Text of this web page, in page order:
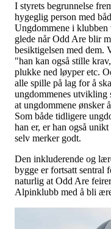
I styrets begrunnelse
hygeglig person med
Ungdommene i
glede når Odd Are blir
besiktigelsen med dem.
"han kan også stille
plukke ned løyper etc.
alle spille på lag for å
ungdommenes utvikling
at ungdommene ønsker
Som både tidligere
han er, er han også unikt
selv merker godt.
Den inkluderende og
bygge er fortsatt
naturlig at Odd Are
Alpinklubb med å bli